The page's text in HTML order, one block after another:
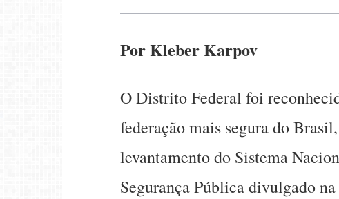
Por Kleber Karpov
O Distrito Federal foi
federação mais segura do
levantamento do Sistema
Segurança Pública divulgado